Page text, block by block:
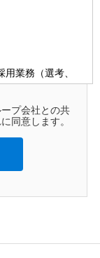
業務（選考、
ることなく、個
ません。
人の同意を得る
ることがありま
プ会社との共
同意します。